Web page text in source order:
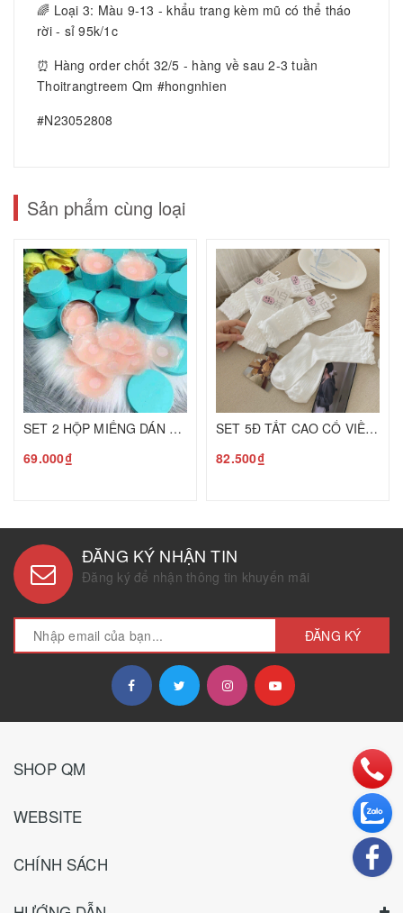
🌈 Loại 3: Màu 9-13 - khẩu trang kèm mũ có thể tháo
rời - sỉ 95k/1c
⏰ Hàng order chốt 32/5 - hàng về sau 2-3 tuần
Thoitrangtreem Qm #hongnhien
#N23052808
Sản phẩm cùng loại
SET 2 HỘP MIẾNG DÁN NHŨ HOA XANH C25070513
69.000₫
SET 5Đ TẤT CAO CỔ VIỀN BÈO C25080107
82.500₫
ĐĂNG KÝ NHẬN TIN
Đăng ký để nhận thông tin khuyến mãi
ĐĂNG KÝ
SHOP QM
WEBSITE
CHÍNH SÁCH